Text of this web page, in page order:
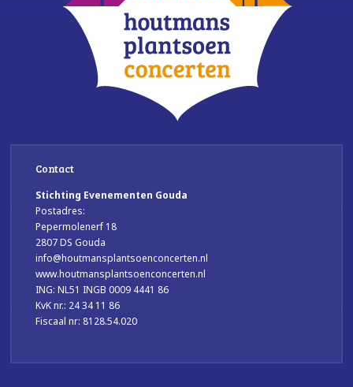
Contact
Stichting Evenementen Gouda
Postadres:
Pepermolenerf 18
2807 DS Gouda
info@houtmansplantsoenconcerten.nl
www.houtmansplantsoenconcerten.nl
ING: NL51 INGB 0009 4441 86
KvK nr.: 24 34 11 86
Fiscaal nr: 8128.54.020